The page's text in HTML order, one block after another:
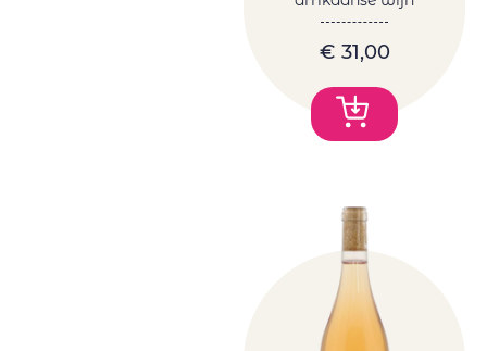
€ 31,00